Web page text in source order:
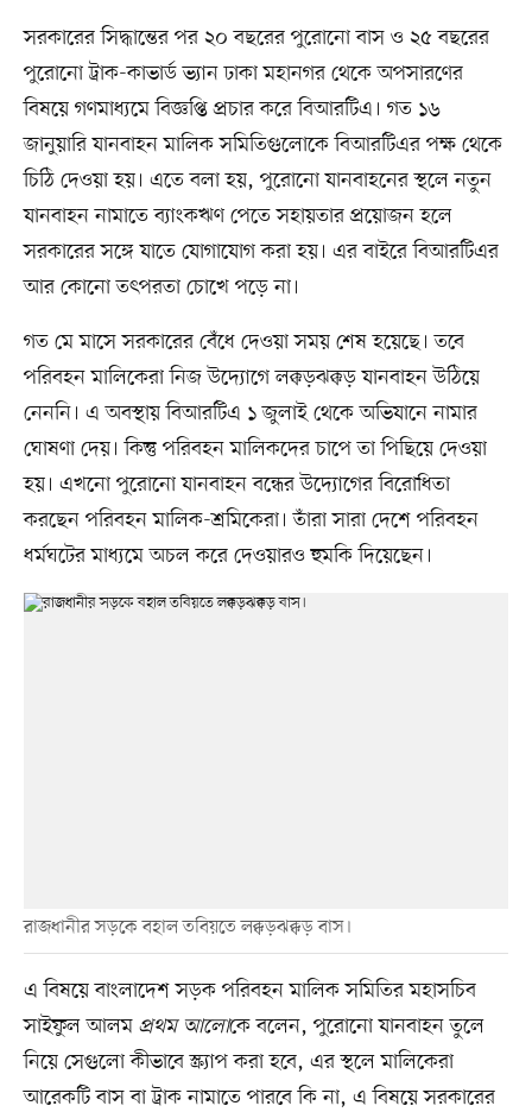
সরকারের সিদ্ধান্তের পর ২০ বছরের পুরোনো বাস ও ২৫ বছরের
পুরোনো ট্রাক-কাভার্ড ভ্যান ঢাকা মহানগর থেকে অপসারণের
বিষয়ে গণমাধ্যমে বিজ্ঞপ্তি প্রচার করে বিআরটিএ। গত ১৬
জানুয়ারি যানবাহন মালিক সমিতিগুলোকে বিআরটিএর পক্ষ থেকে
চিঠি দেওয়া হয়। এতে বলা হয়, পুরোনো যানবাহনের স্থলে নতুন
যানবাহন নামাতে ব্যাংকঋণ পেতে সহায়তার প্রয়োজন হলে
সরকারের সঙ্গে যাতে যোগাযোগ করা হয়। এর বাইরে বিআরটিএর
আর কোনো তৎপরতা চোখে পড়ে না।
গত মে মাসে সরকারের বেঁধে দেওয়া সময় শেষ হয়েছে। তবে
পরিবহন মালিকেরা নিজ উদ্যোগে লক্কড়ঝক্কড় যানবাহন উঠিয়ে
নেননি। এ অবস্থায় বিআরটিএ ১ জুলাই থেকে অভিযানে নামার
ঘোষণা দেয়। কিন্তু পরিবহন মালিকদের চাপে তা পিছিয়ে দেওয়া
হয়। এখনো পুরোনো যানবাহন বন্ধের উদ্যোগের বিরোধিতা
করছেন পরিবহন মালিক-শ্রমিকেরা। তাঁরা সারা দেশে পরিবহন
ধর্মঘটের মাধ্যমে অচল করে দেওয়ারও হুমকি দিয়েছেন।
রাজধানীর সড়কে বহাল তবিয়তে লক্কড়ঝক্কড় বাস।
এ বিষয়ে বাংলাদেশ সড়ক পরিবহন মালিক সমিতির মহাসচিব
সাইফুল আলম প্রথম আলোকে বলেন, পুরোনো যানবাহন তুলে
নিয়ে সেগুলো কীভাবে স্ক্র্যাপ করা হবে, এর স্থলে মালিকেরা
আরেকটি বাস বা ট্রাক নামাতে পারবে কি না, এ বিষয়ে সরকারের